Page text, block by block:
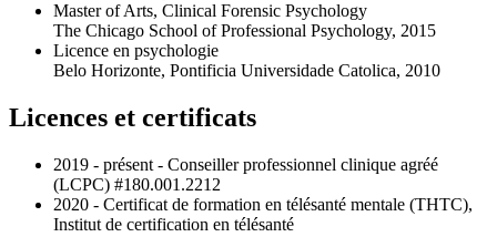
Master of Arts, Clinical Forensic Psychology
The Chicago School of Professional Psychology, 2015
Licence en psychologie
Belo Horizonte, Pontificia Universidade Catolica, 2010
Licences et certificats
2019 - présent - Conseiller professionnel clinique agréé
(LCPC) #180.001.2212
2020 - Certificat de formation en télésanté mentale (THTC),
Institut de certification en télésanté